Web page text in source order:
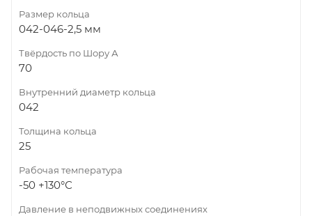
Размер кольца
042-046-2,5 мм
Твёрдость по Шору А
70
Внутренний диаметр кольца
042
Толщина кольца
25
Рабочая температура
-50 +130°С
Давление в неподвижных соединениях